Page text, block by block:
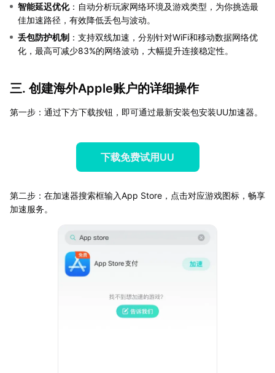
智能延迟优化：自动分析玩家网络环境及游戏类型，为你挑选最
佳加速路径，有效降低丢包与波动。
丢包防护机制 ：支持双线加速，分别针对WiFi和移动数据网络优
化，最高可减少83%的网络波动，大幅提升连接稳定性。
三. 创建海外Apple账户的详细操作
第一步：通过下方下载按钮，即可通过最新安装包安装UU加速器。
下载免费试用UU
第二步：在加速器搜索框输入App Store，点击对应游戏图标，畅享
加速服务。